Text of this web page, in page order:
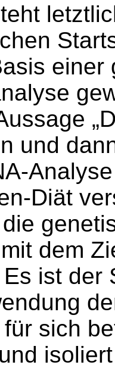
einer
und
Diät
dem
ist der
für sich